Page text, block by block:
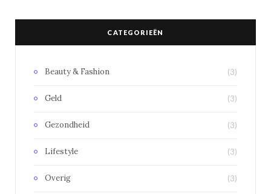
CATEGORIEËN
Beauty & Fashion (3)
Geld (3)
Gezondheid (3)
Lifestyle (3)
Overig (3)